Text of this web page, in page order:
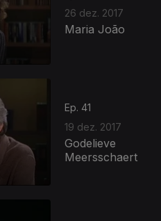
26 dez. 2017
Maria João
Ep. 41
19 dez. 2017
Godelieve
Meersschaert